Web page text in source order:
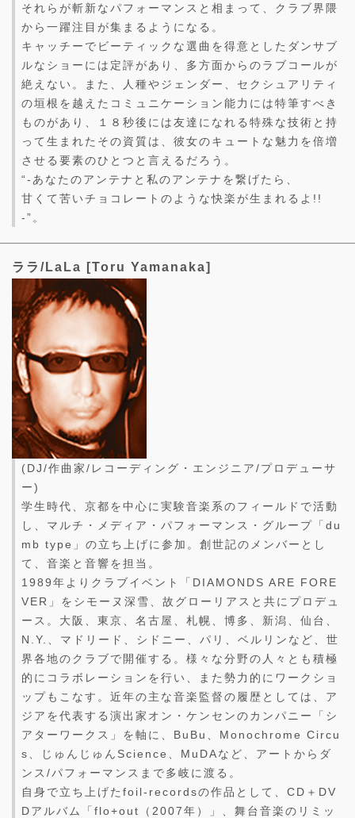
それらが斬新なパフォーマンスと相まって、クラブ界隈
から一躍注目が集まるようになる。
キャッチーでビーティックな選曲を得意としたダンサブ
ルなショーには定評があり、多方面からのラブコールが
絶えない。また、人種やジェンダー、セクシュアリティ
の垣根を越えたコミュニケーション能力には特筆すべき
ものがあり、１８秒後には友達になれる特殊な技術と持
って生まれたその資質は、彼女のキュートな魅力を倍増
させる要素のひとつと言えるだろう。
“-あなたのアンテナと私のアンテナを繋げたら、
甘くて苦いチョコレートのような快楽が生まれるよ!!
-”。
ララ/LaLa [Toru Yamanaka]
(DJ/作曲家/レコーディング・エンジニア/プロデューサ
ー)
学生時代、京都を中心に実験音楽系のフィールドで活動
し、マルチ・メディア・パフォーマンス・グループ「du
mb type」の立ち上げに参加。創世記のメンバーとし
て、音楽と音響を担当。
1989年よりクラブイベント「DIAMONDS ARE FORE
VER」をシモーヌ深雪、故グローリアスと共にプロデュ
ース。大阪、東京、名古屋、札幌、博多、新潟、仙台、
N.Y.、マドリード、シドニー、パリ、ベルリンなど、世
界各地のクラブで開催する。様々な分野の人々とも積極
的にコラボレーションを行い、また勢力的にワークショ
ップもこなす。近年の主な音楽監督の履歴としては、ア
ジアを代表する演出家オン・ケンセンのカンパニー「シ
アターワークス」を軸に、BuBu、Monochrome Circu
s、じゅんじゅんScience、MuDAなど、アートからダ
ンス/パフォーマンスまで多岐に渡る。
自身で立ち上げたfoil-recordsの作品として、CD＋DV
Dアルバム「flo+out（2007年）」、舞台音楽のリミッ